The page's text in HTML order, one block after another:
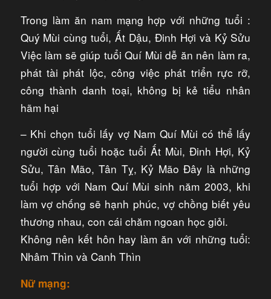
Trong làm ăn nam mạng hợp với những tuổi :
Quý Mùi cùng tuổi, Ất Dậu, Đinh Hợi và Kỷ Sửu
Việc làm sẽ giúp tuổi Quí Mùi dễ ăn nên làm ra,
phát tài phát lộc, công việc phát triển rực rỡ,
công thành danh toại, không bị kẻ tiểu nhân
hãm hại
– Khi chọn tuổi lấy vợ Nam Quí Mùi có thể lấy
người cùng tuổi hoặc tuổi Ất Mùi, Đinh Hợi, Kỷ
Sửu, Tân Mão, Tân Tỵ, Kỷ Mão Đây là những
tuổi hợp với Nam Quí Mùi sinh năm 2003, khi
làm vợ chống sẽ hạnh phúc, vợ chồng biết yêu
thương nhau, con cái chăm ngoan học giỏi.
Không nên kết hôn hay làm ăn với những tuổi:
Nhâm Thìn và Canh Thìn
Nữ mạng: